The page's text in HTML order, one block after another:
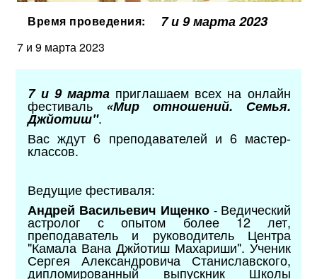
Время проведения: 7 и 9 марта 2023
7 и 9 марта 2023
7 и 9 мартаприглашаем всех на онлайн
фестиваль «Мир отношений. Семья.
Джйотиш".
Вас ждут 6 преподавателей и 6 мастер-
классов.
Ведущие фестиваля:
Андрей Васильевич Ищенко - Ведический
астролог с опытом более 12 лет,
преподаватель и руководитель Центра
"Камала Вана Джйотиш Махариши". Ученик
Сергея Александровича Станиславского,
дипломированный выпускник Школы